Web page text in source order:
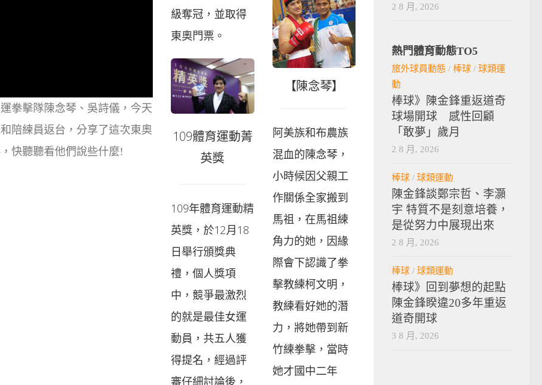
拳擊隊陳念琴、吳詩儀，今天
陪練員返台，分享了這次東奧
快聽聽看他們說些什麼!
級奪冠，並取得
東奧門票。
109體育運動菁
英獎
109年體育運動精
英獎，於12月18
日舉行頒獎典
禮，個人獎項
中，競爭最激烈
的就是最佳女運
動員，共五人獲
得提名，經過評
審仔細討論後，
【陳念琴】
阿美族和布農族
混血的陳念琴，
小時候因父親工
作關係全家搬到
馬祖，在馬祖練
角力的她，因緣
際會下認識了拳
擊教練柯文明，
教練看好她的潛
力，將她帶到新
竹練拳擊，當時
她才國中二年
2 8 月, 2026
熱門體育動態TO5
旅外球員動態 / 棒球 / 球類運
動
棒球》陳金鋒重返道奇
球場開球 感性回顧
「敢夢」歲月
2 8 月, 2026
棒球 / 球類運動
陳金鋒談鄭宗哲、李灝
宇 特質不是刻意培養，
是從努力中展現出來
2 8 月, 2026
棒球 / 球類運動
棒球》回到夢想的起點
陳金鋒睽違20多年重返
道奇開球
3 8 月, 2026